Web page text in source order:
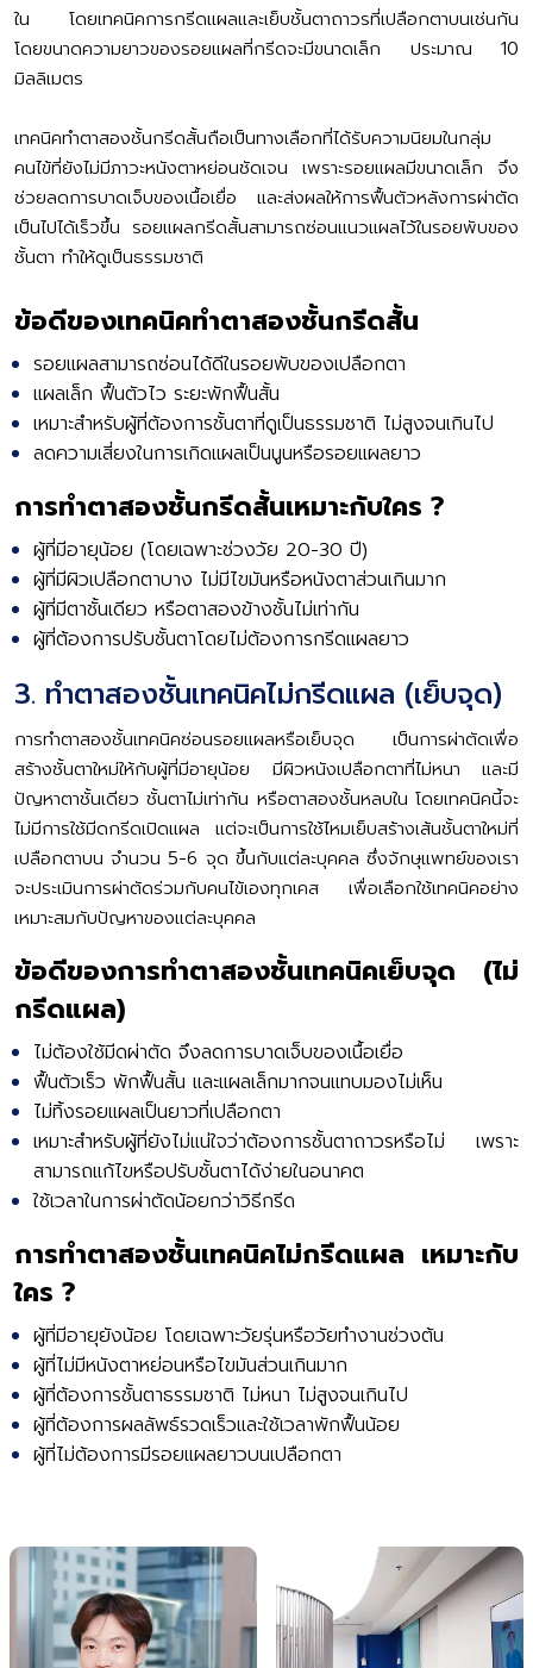
ใน โดยเทคนิคการกรีดแผลและเย็บชั้นตาถาวรที่เปลือกตาบนเช่นกัน
โดยขนาดความยาวของรอยแผลที่กรีดจะมีขนาดเล็ก ประมาณ 10
มิลลิเมตร
เทคนิคทำตาสองชั้นกรีดสั้นถือเป็นทางเลือกที่ได้รับความนิยมในกลุ่ม
คนไข้ที่ยังไม่มีภาวะหนังตาหย่อนชัดเจน เพราะรอยแผลมีขนาดเล็ก จึง
ช่วยลดการบาดเจ็บของเนื้อเยื่อ และส่งผลให้การฟื้นตัวหลังการผ่าตัด
เป็นไปได้เร็วขึ้น รอยแผลกรีดสั้นสามารถซ่อนแนวแผลไว้ในรอยพับของ
ชั้นตา ทำให้ดูเป็นธรรมชาติ
ข้อดีของเทคนิคทำตาสองชั้นกรีดสั้น
รอยแผลสามารถซ่อนได้ดีในรอยพับของเปลือกตา
แผลเล็ก ฟื้นตัวไว ระยะพักฟื้นสั้น
เหมาะสำหรับผู้ที่ต้องการชั้นตาที่ดูเป็นธรรมชาติ ไม่สูงจนเกินไป
ลดความเสี่ยงในการเกิดแผลเป็นนูนหรือรอยแผลยาว
การทำตาสองชั้นกรีดสั้นเหมาะกับใคร ?
ผู้ที่มีอายุน้อย (โดยเฉพาะช่วงวัย 20-30 ปี)
ผู้ที่มีผิวเปลือกตาบาง ไม่มีไขมันหรือหนังตาส่วนเกินมาก
ผู้ที่มีตาชั้นเดียว หรือตาสองข้างชั้นไม่เท่ากัน
ผู้ที่ต้องการปรับชั้นตาโดยไม่ต้องการกรีดแผลยาว
3. ทำตาสองชั้นเทคนิคไม่กรีดแผล (เย็บจุด)
การทำตาสองชั้นเทคนิคซ่อนรอยแผลหรือเย็บจุด เป็นการผ่าตัดเพื่อ
สร้างชั้นตาใหม่ให้กับผู้ที่มีอายุน้อย มีผิวหนังเปลือกตาที่ไม่หนา และมี
ปัญหาตาชั้นเดียว ชั้นตาไม่เท่ากัน หรือตาสองชั้นหลบใน โดยเทคนิคนี้จะ
ไม่มีการใช้มีดกรีดเปิดแผล แต่จะเป็นการใช้ไหมเย็บสร้างเส้นชั้นตาใหม่ที่
เปลือกตาบน จำนวน 5-6 จุด ขึ้นกับแต่ละบุคคล ซึ่งจักษุแพทย์ของเรา
จะประเมินการผ่าตัดร่วมกับคนไข้เองทุกเคส เพื่อเลือกใช้เทคนิคอย่าง
เหมาะสมกับปัญหาของแต่ละบุคคล
ข้อดีของการทำตาสองชั้นเทคนิคเย็บจุด (ไม่
กรีดแผล)
ไม่ต้องใช้มีดผ่าตัด จึงลดการบาดเจ็บของเนื้อเยื่อ
ฟื้นตัวเร็ว พักฟื้นสั้น และแผลเล็กมากจนแทบมองไม่เห็น
ไม่ทิ้งรอยแผลเป็นยาวที่เปลือกตา
เหมาะสำหรับผู้ที่ยังไม่แน่ใจว่าต้องการชั้นตาถาวรหรือไม่ เพราะ
สามารถแก้ไขหรือปรับชั้นตาได้ง่ายในอนาคต
ใช้เวลาในการผ่าตัดน้อยกว่าวิธีกรีด
การทำตาสองชั้นเทคนิคไม่กรีดแผล เหมาะกับ
ใคร ?
ผู้ที่มีอายุยังน้อย โดยเฉพาะวัยรุ่นหรือวัยทำงานช่วงต้น
ผู้ที่ไม่มีหนังตาหย่อนหรือไขมันส่วนเกินมาก
ผู้ที่ต้องการชั้นตาธรรมชาติ ไม่หนา ไม่สูงจนเกินไป
ผู้ที่ต้องการผลลัพธ์รวดเร็วและใช้เวลาพักฟื้นน้อย
ผู้ที่ไม่ต้องการมีรอยแผลยาวบนเปลือกตา